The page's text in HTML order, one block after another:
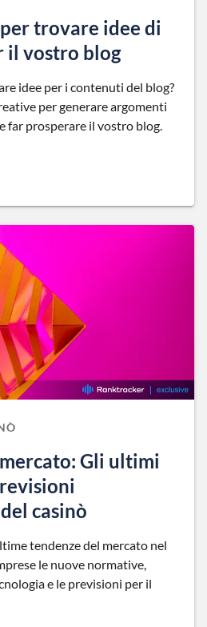
trovare idee di
il vostro blog
idee per i contenuti del blog?
per generare argomenti
far prosperare il vostro blog.
Gli ultimi
casinò
tendenze del mercato nel
le nuove normative,
e le previsioni per il